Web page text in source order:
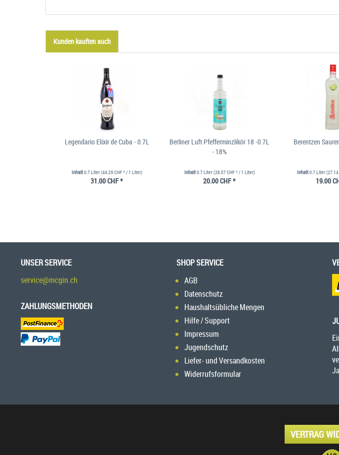
Kunden kauften auch
Legendario Elixir de Cuba - 0.7L
Inhalt0.7 Liter(44.29 CHF * / 1 Liter)
31.00 CHF *
Berliner Luft Pfefferminzlikör 18 -0.7L
- 18%
Inhalt0.7 Liter(28.57 CHF * / 1 Liter)
20.00 CHF *
Berentzen
Inhalt0.7 Liter
19.00
UNSER SERVICE
service@mcgin.ch
ZAHLUNGSMETHODEN
SHOP SERVICE
AGB
Datenschutz
Haushaltsübliche Mengen
Hilfe / Support
Impressum
Jugendschutz
Liefer- und Versandkosten
Widerrufsformular
VERTRAG